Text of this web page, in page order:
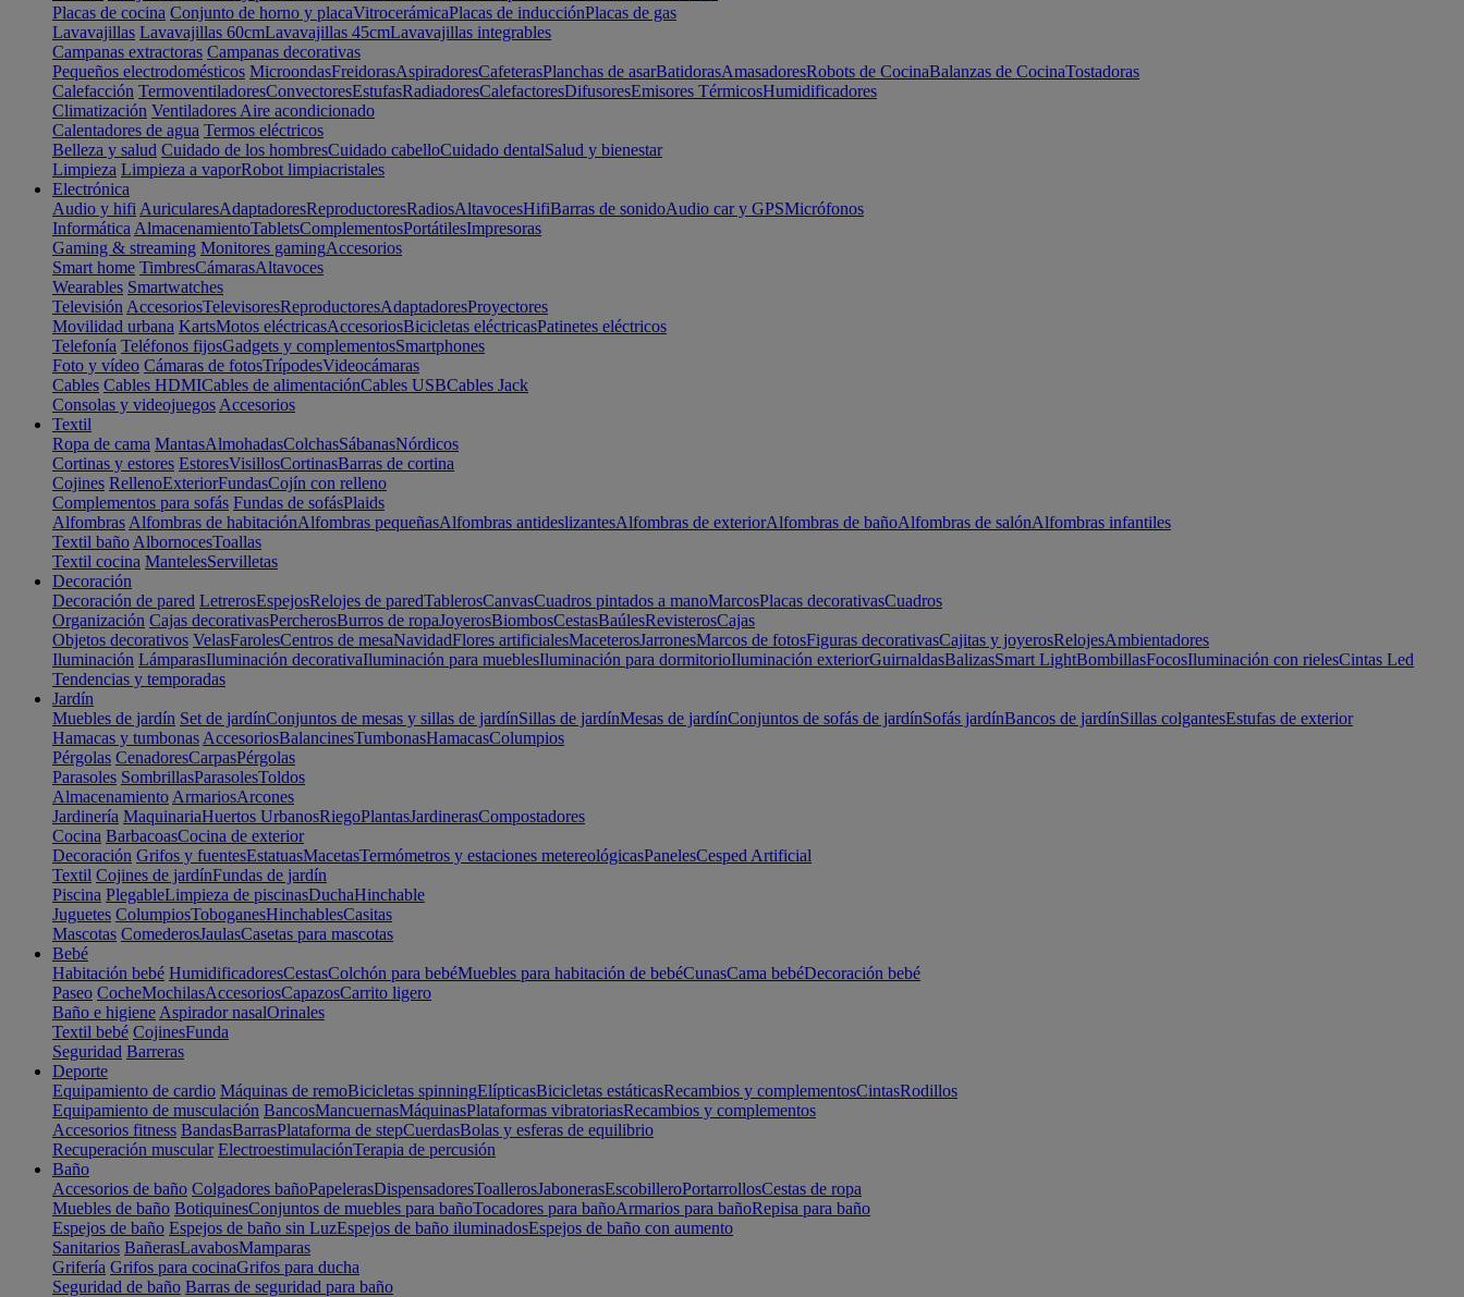
Placas de cocina Conjunto de horno y placaVitrocerámicaPlacas de inducciónPlacas de gas
Lavavajillas Lavavajillas 60cmLavavajillas 45cmLavavajillas integrables
Campanas extractoras Campanas decorativas
Pequeños electrodomésticos MicroondasFreidorasAspiradoresCafeterasPlanchas de asarBatidorasAmasadoresRobots de CocinaBalanzas de CocinaTostadoras
Calefacción TermoventiladoresConvectoresEstufasRadiadoresCalefactoresDifusoresEmisores TérmicosHumidificadores
Climatización Ventiladores Aire acondicionado
Calentadores de agua Termos eléctricos
Belleza y salud Cuidado de los hombresCuidado cabelloCuidado dentalSalud y bienestar
Limpieza Limpieza a vaporRobot limpiacristales
Electrónica
Audio y hifi AuricularesAdaptadoresReproductoresRadiosAltavocesHifiBarras de sonidoAudio car y GPSMicrófonos
Informática AlmacenamientoTabletsComplementosPortátilesImpresoras
Gaming & streaming Monitores gamingAccesorios
Smart home TimbresCámarasAltavoces
Wearables Smartwatches
Televisión AccesoriosTelevisoresReproductoresAdaptadoresProyectores
Movilidad urbana KartsMotos eléctricasAccesoriosBicicletas eléctricasPatinetes eléctricos
Telefonía Teléfonos fijosGadgets y complementosSmartphones
Foto y vídeo Cámaras de fotosTrípodesVideocámaras
Cables Cables HDMICables de alimentaciónCables USBCables Jack
Consolas y videojuegos Accesorios
Textil
Ropa de cama MantasAlmohadasColchasSábanasNórdicos
Cortinas y estores EstoresVisillosCortinasBarras de cortina
Cojines RellenoExteriorFundasCojín con relleno
Complementos para sofás Fundas de sofásPlaids
Alfombras Alfombras de habitaciónAlfombras pequeñasAlfombras antideslizantesAlfombras de exteriorAlfombras de bañoAlfombras de salónAlfombras infantiles
Textil baño AlbornocesToallas
Textil cocina MantelesServilletas
Decoración
Decoración de pared LetrerosEspejosRelojes de paredTablerosCanvasCuadros pintados a manoMarcosPlacas decorativasCuadros
Organización Cajas decorativasPercherosBurros de ropaJoyerosBiombosCestasBaúlesRevisterosCajas
Objetos decorativos VelasFarolesCentros de mesaNavidadFlores artificialesMaceterosJarronesMarcos de fotosFiguras decorativasCajitas y joyerosRelojesAmbientadores
Iluminación LámparasIluminación decorativaIluminación para mueblesIluminación para dormitorioIluminación exteriorGuirnaldasBalizasSmart LightBombillasFocosIluminación con rielesCintas Led
Tendencias y temporadas
Jardín
Muebles de jardín Set de jardínConjuntos de mesas y sillas de jardínSillas de jardínMesas de jardínConjuntos de sofás de jardínSofás jardínBancos de jardínSillas colgantesEstufas de exterior
Hamacas y tumbonas AccesoriosBalancinesTumbonasHamacasColumpios
Pérgolas CenadoresCarpasPérgolas
Parasoles SombrillasParasolesToldos
Almacenamiento ArmariosArcones
Jardinería MaquinariaHuertos UrbanosRiegoPlantasJardinerasCompostadores
Cocina BarbacoasCocina de exterior
Decoración Grifos y fuentesEstatuasMacetasTermómetros y estaciones metereológicasPanelesCesped Artificial
Textil Cojines de jardínFundas de jardín
Piscina PlegableLimpieza de piscinasDuchaHinchable
Juguetes ColumpiosToboganesHinchablesCasitas
Mascotas ComederosJaulasCasetas para mascotas
Bebé
Habitación bebé HumidificadoresCestasColchón para bebéMuebles para habitación de bebéCunasCama bebéDecoración bebé
Paseo CocheMochilasAccesoriosCapazosCarrito ligero
Baño e higiene Aspirador nasalOrinales
Textil bebé CojinesFunda
Seguridad Barreras
Deporte
Equipamiento de cardio Máquinas de remoBicicletas spinningElípticasBicicletas estáticasRecambios y complementosCintasRodillos
Equipamiento de musculación BancosMancuernasMáquinasPlataformas vibratoriasRecambios y complementos
Accesorios fitness BandasBarrasPlataforma de stepCuerdasBolas y esferas de equilibrio
Recuperación muscular ElectroestimulaciónTerapia de percusión
Baño
Accesorios de baño Colgadores bañoPapelerasDispensadoresToallerosJabonerasEscobilleroPortarrollosCestas de ropa
Muebles de baño BotiquinesConjuntos de muebles para bañoTocadores para bañoArmarios para bañoRepisa para baño
Espejos de baño Espejos de baño sin LuzEspejos de baño iluminadosEspejos de baño con aumento
Sanitarios BañerasLavabosMamparas
Grifería Grifos para cocinaGrifos para ducha
Seguridad de baño Barras de seguridad para baño